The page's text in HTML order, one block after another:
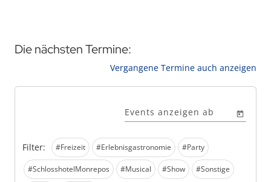
Die nächsten Termine:
Vergangene Termine auch anzeigen
Filter: #Freizeit #Erlebnisgastronomie #Party
#SchlosshotelMonrepos #Musical #Show #Sonstige
Events anzeigen ab